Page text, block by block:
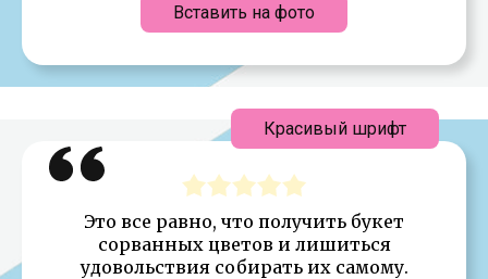
Вставить на фото
Это все равно, что получить букет
сорванных цветов и лишиться
удовольствия собирать их самому.
Красивый шрифт